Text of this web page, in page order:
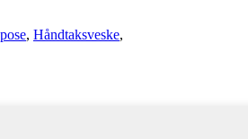
, Håndtaksveske,